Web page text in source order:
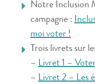
Notre Inclusion
campagne :
moi voter !
Trois livrets sur
– Livret 1 –
– Livret 2 – Les